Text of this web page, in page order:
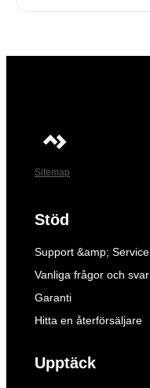
Sitemap
Stöd
Support &amp; Service
Vanliga frågor och svar
Garanti
Hitta en återförsäljare
Upptäck